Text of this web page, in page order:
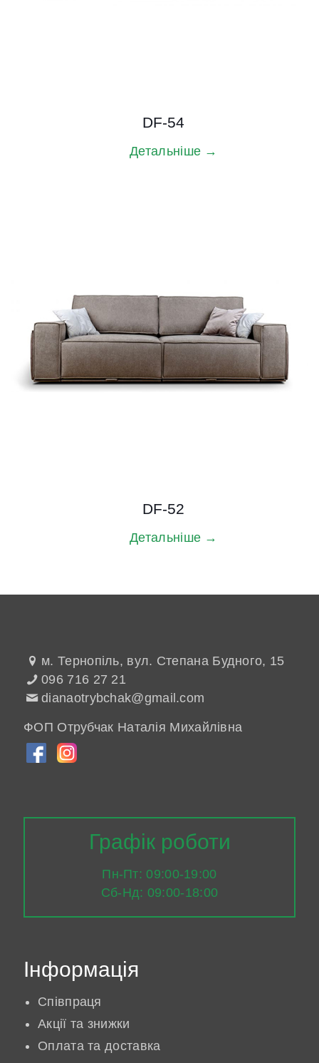
DF-54
Детальніше →
DF-52
Детальніше →
м. Тернопіль, вул. Степана Будного, 15
096 716 27 21
dianaotrybchak@gmail.com
ФОП Отрубчак Наталія Михайлівна
Графік роботи
Пн-Пт: 09:00-19:00
Сб-Нд: 09:00-18:00
Інформація
Співпраця
Акції та знижки
Оплата та доставка